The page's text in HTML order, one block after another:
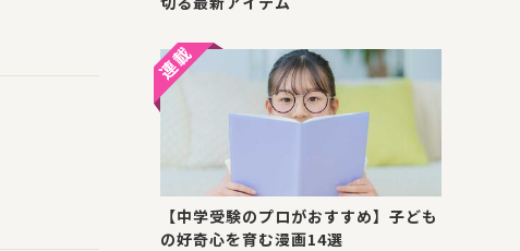
【中学受験のプロがおすすめ】子ども
の好奇心を育む漫画14選